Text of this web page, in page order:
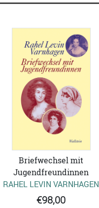
Briefwechsel mit
Jugendfreundinnen
RAHEL LEVIN VARNHAGEN
€98,00